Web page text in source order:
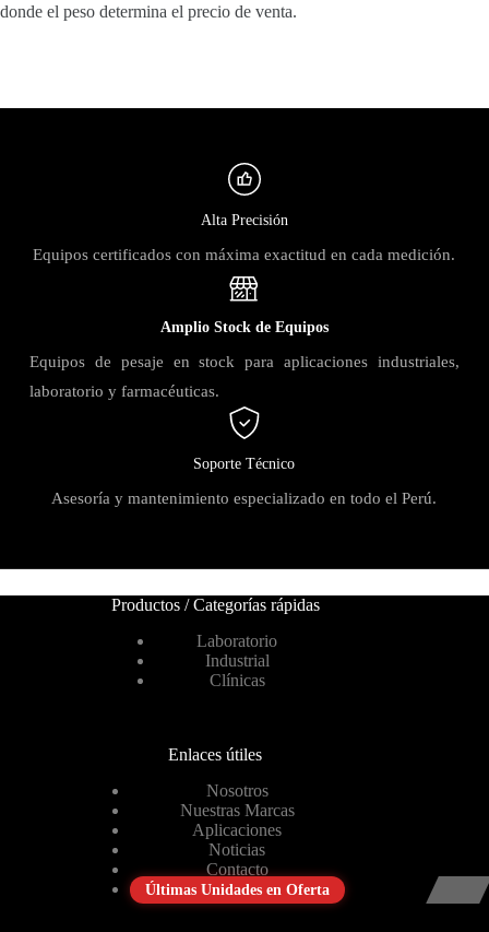
donde el peso determina el precio de venta.
Alta Precisión
Equipos certificados con máxima exactitud en cada medición.
Amplio Stock de Equipos
Equipos de pesaje en stock para aplicaciones industriales,
laboratorio y farmacéuticas.
Soporte Técnico
Asesoría y mantenimiento especializado en todo el Perú.
Productos / Categorías rápidas
Laboratorio
Industrial
Clínicas
Enlaces útiles
Nosotros
Nuestras Marcas
Aplicaciones
Noticias
Contacto
Últimas Unidades en Oferta